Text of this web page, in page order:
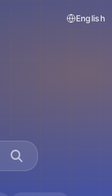
English